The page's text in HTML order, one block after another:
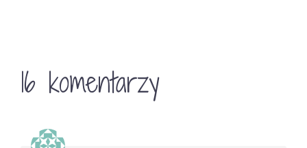
16 komentarzy